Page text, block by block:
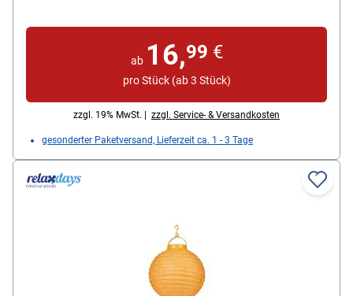
ab 16,99 €
pro Stück (ab 3 Stück)
zzgl. 19% MwSt. | zzgl. Service- & Versandkosten
gesonderter Paketversand, Lieferzeit ca. 1 - 3 Tage